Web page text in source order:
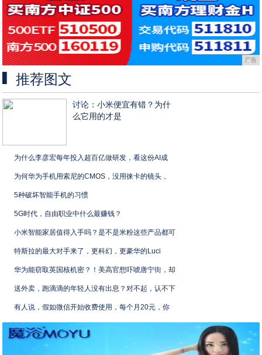
广告
推荐图文
讨论：小米便宜有错？为什
么它用的才是
为什么李彦宏每年投入超百亿做研发，看这份AI成
为何华为手机用索尼的CMOS，没用徕卡的镜头，
5种破坏智能手机的习惯
5G时代，自由职业中什么最赚钱？
小米智能家居值得入手吗？是不是米粉这些产品都可
特斯拉的最大对手来了，更科幻，更豪华的Luci
华为能窃取英国核机密？！美高官想吓唬唐宁街，却
送外卖，跑滴滴的年轻人没有出息？对不起，认不下
有人说，假如微信开始收费使用，每个月20元，你